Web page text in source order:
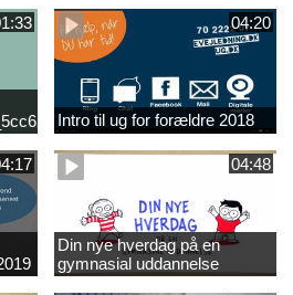
04:20
Intro til ug for forældre 2018
04:48
Din nye hverdag på en
gymnasial uddannelse